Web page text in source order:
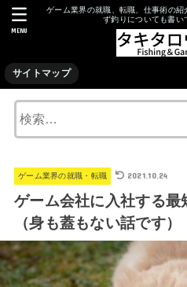
ゲーム業界の就職、転職、仕事術の
ず釣りについても書い
サイトマップ
MENU
ゲーム業界の就職・転職 2021.10.24
ゲーム会社に入社する最
（身も蓋もない話です）